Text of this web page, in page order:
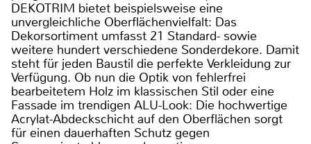
DEKOTRIM bietet beispielsweise eine
unvergleichliche Oberflächenvielfalt: Das
Dekorsortiment umfasst 21 Standard- sowie
weitere hundert verschiedene Sonderdekore. Damit
steht für jeden Baustil die perfekte Verkleidung zur
Verfügung. Ob nun die Optik von fehlerfrei
bearbeitetem Holz im klassischen Stil oder eine
Fassade im trendigen ALU-Look: Die hochwertige
Acrylat-Abdeckschicht auf den Oberflächen sorgt
für einen dauerhaften Schutz gegen